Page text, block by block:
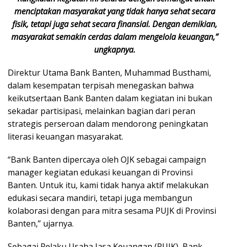
menciptakan masyarakat yang tidak hanya sehat secara
fisik, tetapi juga sehat secara finansial. Dengan demikian,
masyarakat semakin cerdas dalam mengelola keuangan,”
ungkapnya.
Direktur Utama Bank Banten, Muhammad Busthami,
dalam kesempatan terpisah menegaskan bahwa
keikutsertaan Bank Banten dalam kegiatan ini bukan
sekadar partisipasi, melainkan bagian dari peran
strategis perseroan dalam mendorong peningkatan
literasi keuangan masyarakat.
“Bank Banten dipercaya oleh OJK sebagai campaign
manager kegiatan edukasi keuangan di Provinsi
Banten. Untuk itu, kami tidak hanya aktif melakukan
edukasi secara mandiri, tetapi juga membangun
kolaborasi dengan para mitra sesama PUJK di Provinsi
Banten,” ujarnya.